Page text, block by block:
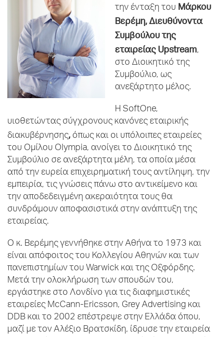
την ένταξη του Μάρκου
Βερέμη, Διευθύνοντα
Συμβούλου της
εταιρείας Upstream,
στο Διοικητικό της
Συμβούλιο, ως
ανεξάρτητο μέλος.
Η SoftOne,
υιοθετώντας σύγχρονους κανόνες εταιρικής
διακυβέρνησης, όπως και οι υπόλοιπες εταιρείες
του Ομίλου Olympia, ανοίγει το Διοικητικό της
Συμβούλιο σε ανεξάρτητα μέλη, τα οποία μέσα
από την ευρεία επιχειρηματική τους αντίληψη, την
εμπειρία, τις γνώσεις πάνω στο αντικείμενο και
την αποδεδειγμένη ακεραιότητα τους θα
συνδράμουν αποφασιστικά στην ανάπτυξη της
εταιρείας.
Ο κ. Βερέμης γεννήθηκε στην Αθήνα το 1973 και
είναι απόφοιτος του Κολλεγίου Αθηνών και των
πανεπιστημίων του Warwick και της Οξφόρδης.
Μετά την ολοκλήρωση των σπουδών του,
εργάστηκε στο Λονδίνο για τις διαφημιστικές
εταιρείες McCann-Ericsson, Grey Advertising και
DDB και το 2002 επέστρεψε στην Ελλάδα όπου,
μαζί με τον Αλέξιο Βρατσκίδη, ίδρυσε την εταιρεία